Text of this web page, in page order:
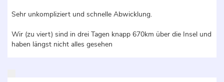
Sehr unkompliziert und schnelle Abwicklung.
Wir (zu viert) sind in drei Tagen knapp 670km über die Insel und
haben längst nicht alles gesehen